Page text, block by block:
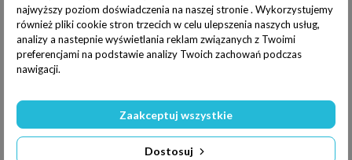
wybierz pojemność
EDP 100 ml woda perfumowana
Dodaj do koszyka
Dodaj do listy życzeń
najwyższy poziom doświadczenia na naszej stronie . Wykorzystujemy
również pliki cookie stron trzecich w celu ulepszenia naszych usług,
analizy a nastepnie wyświetlania reklam związanych z Twoimi
preferencjami na podstawie analizy Twoich zachowań podczas
nawigacji.
Dostosuj
Zaakceptuj wszystkie